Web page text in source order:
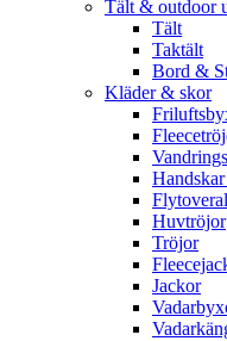
Tält & outdoor
Tält
Taktält
Bord &
Kläder & skor
Huvtröjor
Tröjor
Jackor